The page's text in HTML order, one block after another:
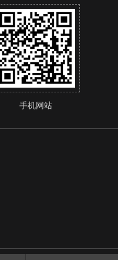
手机网站